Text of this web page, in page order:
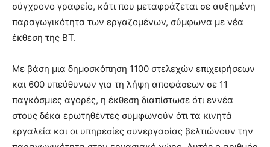
σύγχρονο γραφείο, κάτι που μεταφράζεται σε αυξημένη
παραγωγικότητα των εργαζομένων, σύμφωνα με νέα
έκθεση της BT.
Με βάση μια δημοσκόπηση 1100 στελεχών επιχειρήσεων
και 600 υπεύθυνων για τη λήψη αποφάσεων σε 11
παγκόσμιες αγορές, η έκθεση διαπίστωσε ότι εννέα
στους δέκα ερωτηθέντες συμφωνούν ότι τα κινητά
εργαλεία και οι υπηρεσίες συνεργασίας βελτιώνουν την